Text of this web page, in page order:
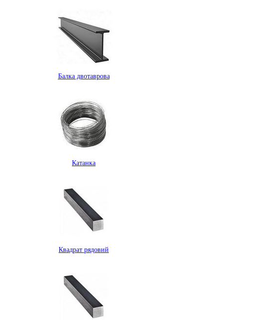
Балка двотаврова
Катанка
Квадрат рядовий